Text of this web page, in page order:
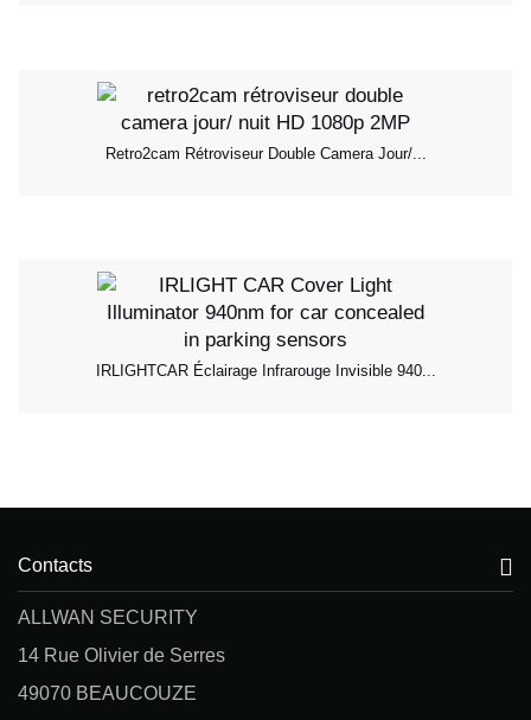
Retro2cam Rétroviseur Double Camera Jour/...
IRLIGHTCAR Éclairage Infrarouge Invisible 940...
Contacts
ALLWAN SECURITY
14 Rue Olivier de Serres
49070 BEAUCOUZE